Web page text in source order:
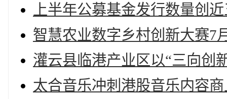
上半年公募基金发行数量创
智慧农业数字乡村创新大赛7
灌云县临港产业区以“三向创
太合音乐冲刺港股音乐内容